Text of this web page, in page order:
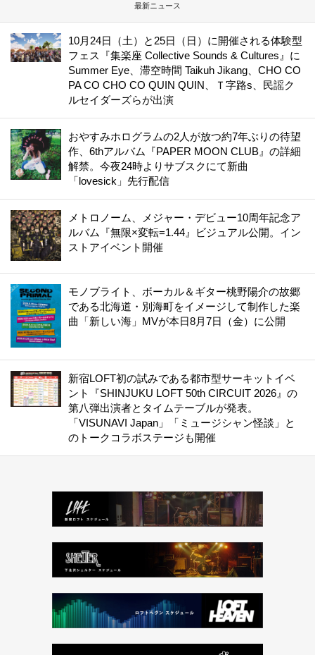
最新ニュース
10月24日（土）と25日（日）に開催される体験型
フェス『集楽座 Collective Sounds & Cultures』に
Summer Eye、滞空時間 Taikuh Jikang、CHO CO
PA CO CHO CO QUIN QUIN、Ｔ字路s、民謡ク
ルセイダーズらが出演
おやすみホログラムの2人が放つ約7年ぶりの待望
作、6thアルバム『PAPER MOON CLUB』の詳細
解禁。今夜24時よりサブスクにて新曲
「lovesick」先行配信
メトロノーム、メジャー・デビュー10周年記念ア
ルバム『無限×変転=1.44』ビジュアル公開。イン
ストアイベント開催
モノブライト、ボーカル＆ギター桃野陽介の故郷
である北海道・別海町をイメージして制作した楽
曲「新しい海」MVが本日8月7日（金）に公開
新宿LOFT初の試みである都市型サーキットイベ
ント『SHINJUKU LOFT 50th CIRCUIT 2026』の
第八弾出演者とタイムテーブルが発表。
「VISUNAVI Japan」「ミュージシャン怪談」と
のトークコラボステージも開催